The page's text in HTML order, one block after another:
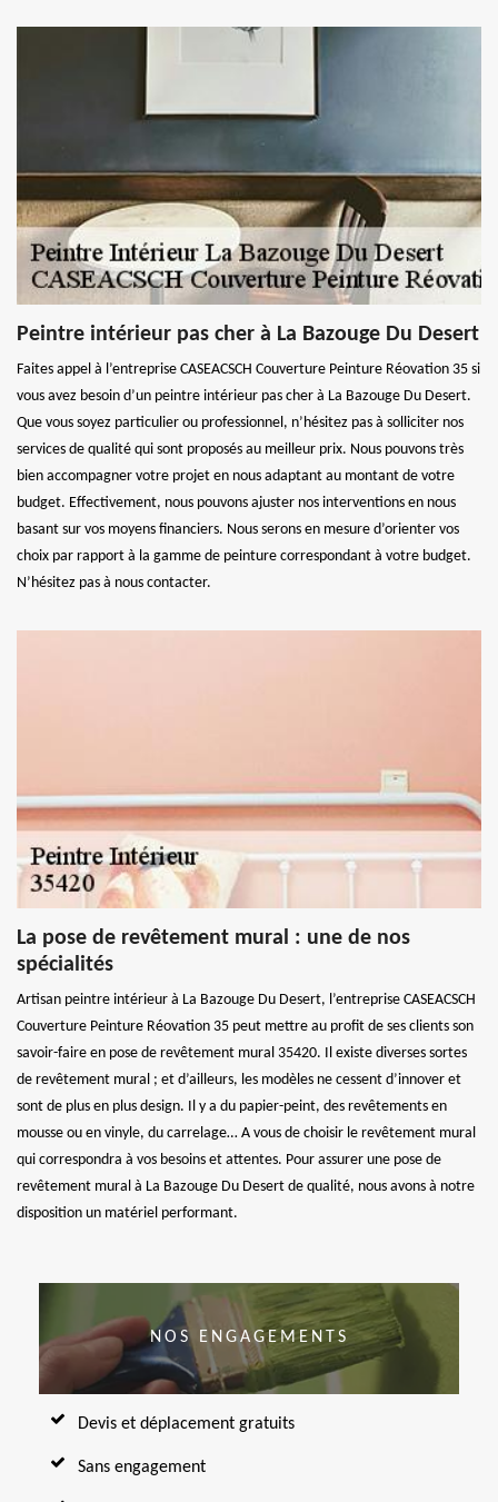
Peintre intérieur pas cher à La Bazouge Du Desert
Faites appel à l’entreprise CASEACSCH Couverture Peinture Réovation 35 si
vous avez besoin d’un peintre intérieur pas cher à La Bazouge Du Desert.
Que vous soyez particulier ou professionnel, n’hésitez pas à solliciter nos
services de qualité qui sont proposés au meilleur prix. Nous pouvons très
bien accompagner votre projet en nous adaptant au montant de votre
budget. Effectivement, nous pouvons ajuster nos interventions en nous
basant sur vos moyens financiers. Nous serons en mesure d’orienter vos
choix par rapport à la gamme de peinture correspondant à votre budget.
N’hésitez pas à nous contacter.
La pose de revêtement mural : une de nos
spécialités
Artisan peintre intérieur à La Bazouge Du Desert, l’entreprise CASEACSCH
Couverture Peinture Réovation 35 peut mettre au profit de ses clients son
savoir-faire en pose de revêtement mural 35420. Il existe diverses sortes
de revêtement mural ; et d’ailleurs, les modèles ne cessent d’innover et
sont de plus en plus design. Il y a du papier-peint, des revêtements en
mousse ou en vinyle, du carrelage… A vous de choisir le revêtement mural
qui correspondra à vos besoins et attentes. Pour assurer une pose de
revêtement mural à La Bazouge Du Desert de qualité, nous avons à notre
disposition un matériel performant.
NOS ENGAGEMENTS
Devis et déplacement gratuits
Sans engagement